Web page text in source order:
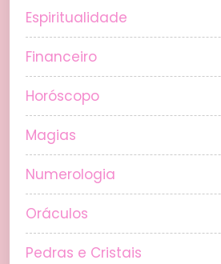
Espiritualidade
Financeiro
Horóscopo
Magias
Numerologia
Oráculos
Pedras e Cristais